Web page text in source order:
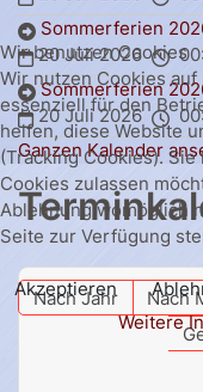
Sommerferien
20 Juli 2026
Sommerferien
20 Juli 2026
Ganzen Kalender
Nach Jahr Nach
Wir benutzen Cookies
Wir nutzen Cookies
essenziell für den
helfen, diese Website
(Tracking Cookies).
Cookies zulassen
Ablehnung womöglich
Seite zur Verfügung
Akzeptieren
Weitere